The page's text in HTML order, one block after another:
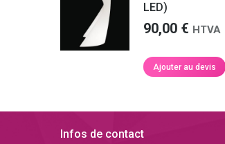
LED)
90,00 € HTVA
Ajouter au devis
Infos de contact